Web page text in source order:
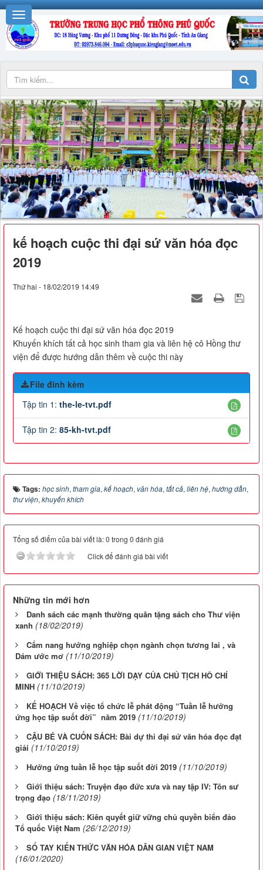
kế hoạch cuộc thi đại sứ văn hóa đọc
2019
Thứ hai - 18/02/2019 14:49
Kế hoạch cuộc thi đại sứ văn hóa đọc 2019
Khuyến khích tất cả học sinh tham gia và liên hệ cô Hồng thư
viện để được hướng dẫn thêm về cuộc thi này
File đính kèm
Tập tin 1: the-le-tvt.pdf
Tập tin 2: 85-kh-tvt.pdf
Tags: học sinh, tham gia, kế hoạch, văn hóa, tất cả, liên hệ, hướng dẫn,
thư viện, khuyến khích
Tổng số điểm của bài viết là: 0 trong 0 đánh giá
Click để đánh giá bài viết
Những tin mới hơn
Danh sách các mạnh thường quân tặng sách cho Thư viện
xanh (18/02/2019)
Cẩm nang hướng nghiệp chọn ngành chọn tương lai , và
Dám ước mơ (11/10/2019)
GIỚI THIỆU SÁCH: 365 LỜI DẠY CỦA CHỦ TỊCH HÔ CHÍ
MINH (11/10/2019)
KẾ HOẠCH Về việc tổ chức lễ phát động “Tuần lễ hưởng
ứng học tập suốt đời” năm 2019 (11/10/2019)
CẬU BÉ VÀ CUỐN SÁCH: Bài dự thi đại sứ văn hóa đọc đạt
giải (11/10/2019)
Hưởng ứng tuần lễ học tập suốt đời 2019 (11/10/2019)
Giới thiệu sách: Truyện đạo đức xưa và nay tập IV: Tôn sư
trọng đạo (18/11/2019)
Giới thiệu sách: Kiên quyết giữ vững chủ quyền biển đảo
Tổ quốc Việt Nam (26/12/2019)
SỔ TAY KIẾN THỨC VĂN HÓA DÂN GIAN VIỆT NAM
(16/01/2020)